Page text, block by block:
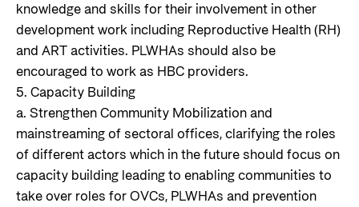
knowledge and skills for their involvement in other
development work including Reproductive Health (RH)
and ART activities. PLWHAs should also be
encouraged to work as HBC providers.
5. Capacity Building
a. Strengthen Community Mobilization and
mainstreaming of sectoral offices, clarifying the roles
of different actors which in the future should focus on
capacity building leading to enabling communities to
take over roles for OVCs, PLWHAs and prevention